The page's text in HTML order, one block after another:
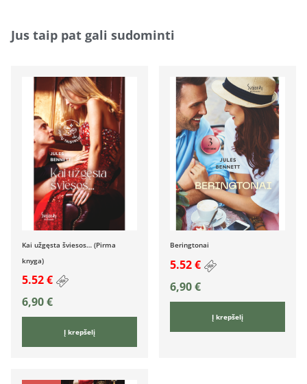
Jus taip pat gali sudominti
Kai užgęsta šviesos… (Pirma
knyga)
5.52 €
6,90€
Į krepšelį
Beringtonai
5.52 €
6,90€
Į krepšelį